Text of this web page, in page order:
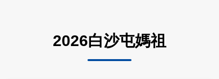
2026白沙屯媽祖